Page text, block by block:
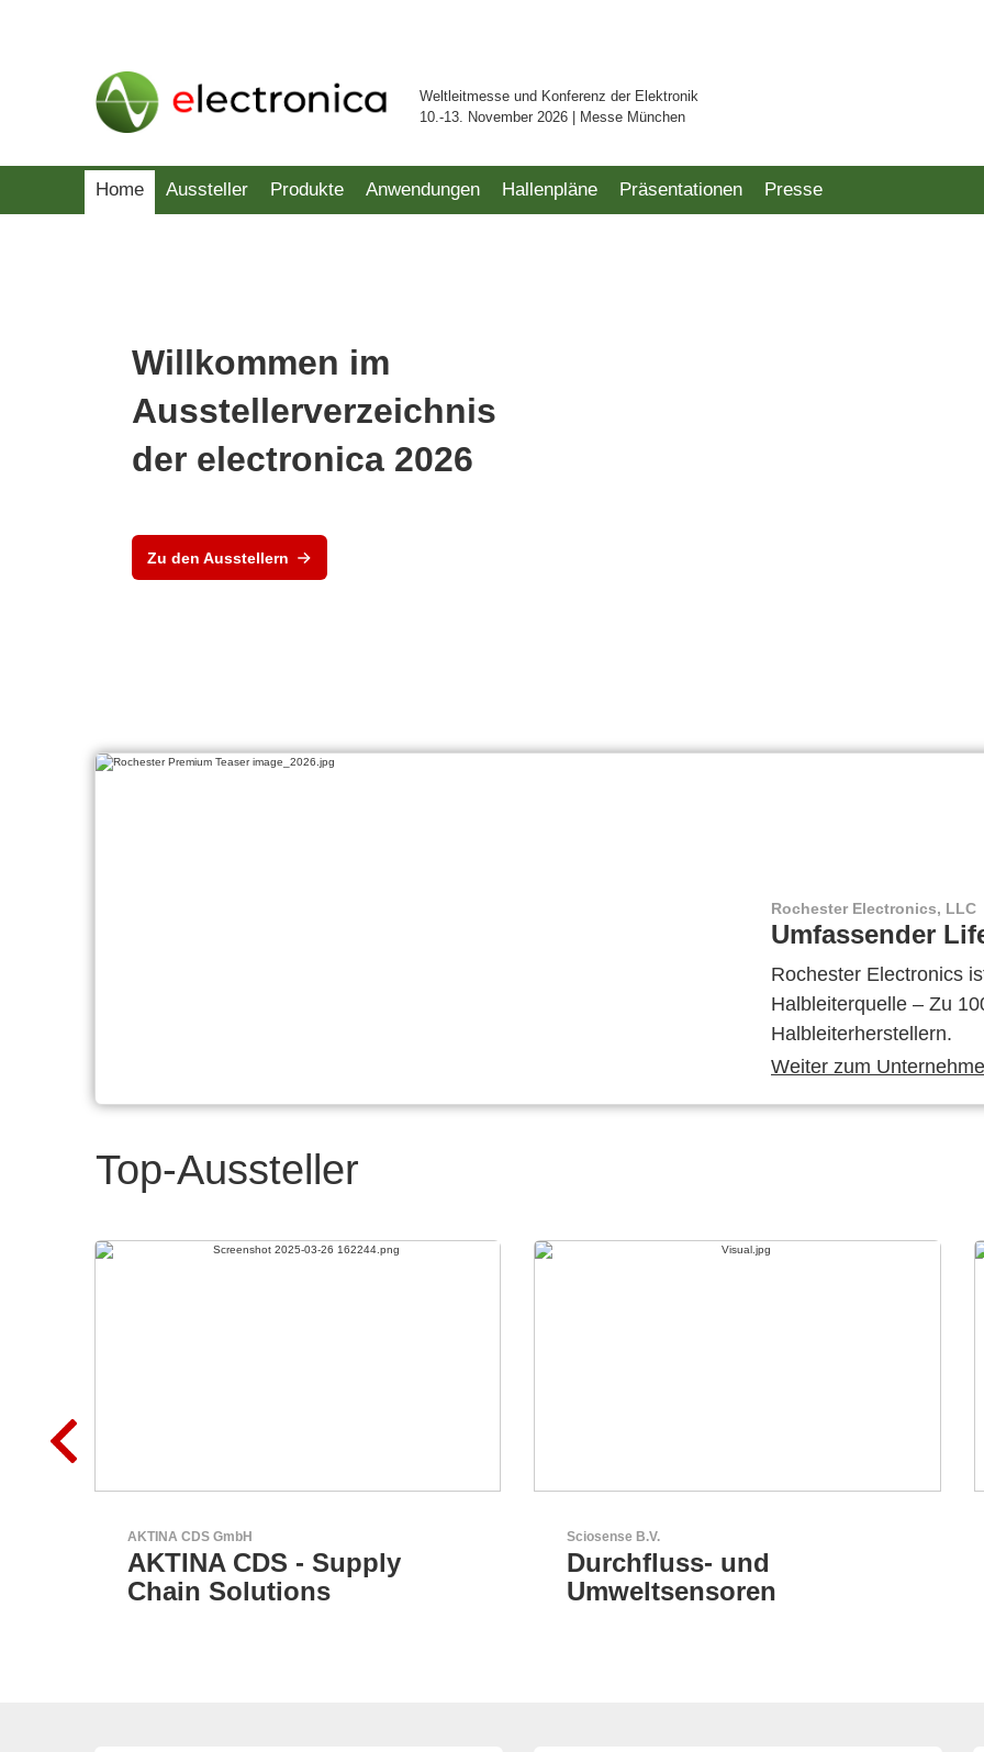
Weltleitmesse und Konferenz der Elektronik
10.-13. November 2026 | Messe München
Home Aussteller Produkte Anwendungen Hallenpläne Präsentationen Presse
Willkommen im
Ausstellerverzeichnis
der electronica 2026
Zu den Ausstellern
Rochester Electronics, LLC
Umfassender
Rochester Electronics
Halbleiterquelle – Zu
Halbleiterherstellern.
Weiter zum
Top-Aussteller
Sciosense B.V.
Durchfluss- und
Umweltsensoren
Aker Technology Co., Ltd.
AKER: Wo Präzision auf
Zuverlässigkeit trifft